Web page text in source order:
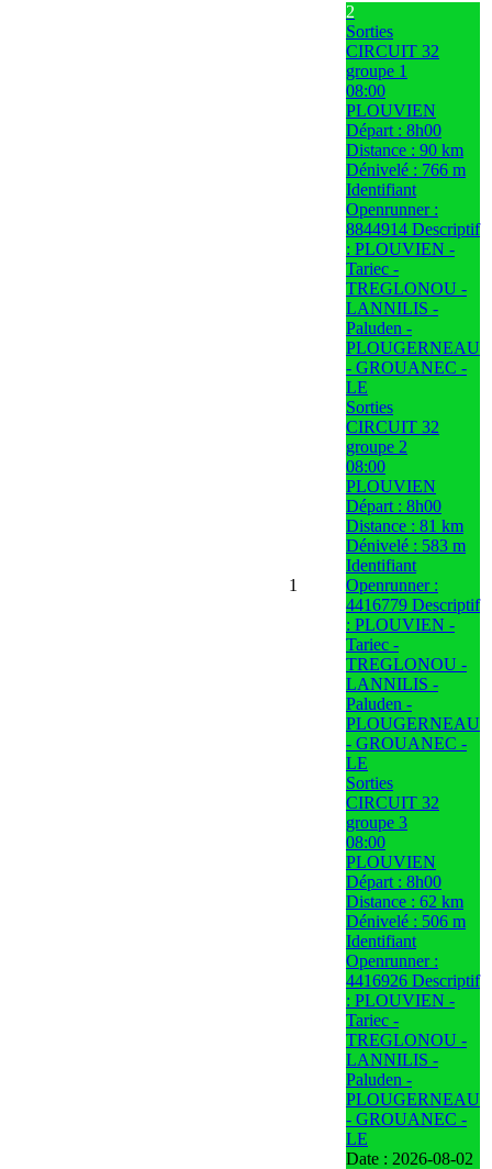
1
2
Sorties
CIRCUIT 32
groupe 1
08:00
PLOUVIEN
Départ : 8h00
Distance : 90 km
Dénivelé : 766 m
Identifiant
Openrunner :
8844914 Descriptif
: PLOUVIEN -
Tariec -
TREGLONOU -
LANNILIS -
Paluden -
PLOUGERNEAU
- GROUANEC -
LE
Sorties
CIRCUIT 32
groupe 2
08:00
PLOUVIEN
Départ : 8h00
Distance : 81 km
Dénivelé : 583 m
Identifiant
Openrunner :
4416779 Descriptif
: PLOUVIEN -
Tariec -
TREGLONOU -
LANNILIS -
Paluden -
PLOUGERNEAU
- GROUANEC -
LE
Sorties
CIRCUIT 32
groupe 3
08:00
PLOUVIEN
Départ : 8h00
Distance : 62 km
Dénivelé : 506 m
Identifiant
Openrunner :
4416926 Descriptif
: PLOUVIEN -
Tariec -
TREGLONOU -
LANNILIS -
Paluden -
PLOUGERNEAU
- GROUANEC -
LE
Date : 2026-08-02